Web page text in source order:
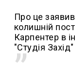
Про це
колишній
Карпентер в
"Студія